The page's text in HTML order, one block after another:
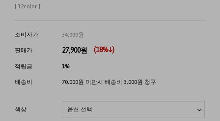
[ 12color ]
소비자가 34,000원
판매가 27,900원 (18%↓)
적립금 1%
배송비 70,000원 미만시 배송비 3,000원 청구
색상